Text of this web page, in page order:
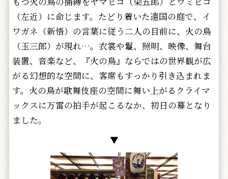
（左近）に命じます。たどり着いた遠国の庭で、イ
ワガネ（新悟）の言葉に従う二人の目前に、火の鳥
（玉三郎）が現れ…。衣裳や鬘、照明、映像、舞台
装置、音楽など、『火の鳥』ならではの世界観が広
がる幻想的な空間に、客席もすっかり引き込まれま
す。火の鳥が歌舞伎座の空間に舞い上がるクライマ
ックスに万雷の拍手が起こるなか、初日の幕となり
ました。
▼